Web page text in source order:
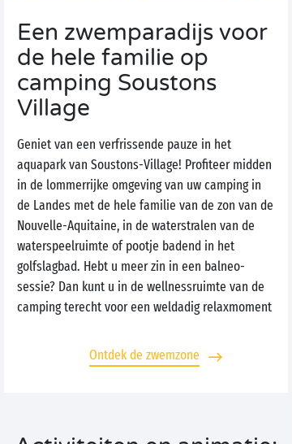
Een zwemparadijs voor
de hele familie op
camping Soustons
Village
Geniet van een verfrissende pauze in het
aquapark van Soustons-Village! Profiteer midden
in de lommerrijke omgeving van uw camping in
de Landes met de hele familie van de zon van de
Nouvelle-Aquitaine, in de waterstralen van de
waterspeelruimte of pootje badend in het
golfslagbad. Hebt u meer zin in een balneo-
sessie? Dan kunt u in de wellnessruimte van de
camping terecht voor een weldadig relaxmoment
Ontdek de zwemzone